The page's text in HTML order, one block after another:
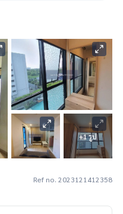
+1 รูป
Ref no. 2023121412358